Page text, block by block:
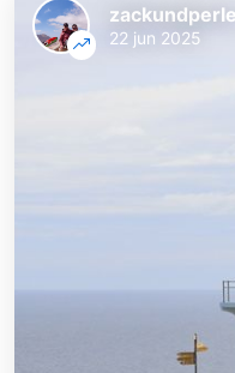
zackundperle
22 jun 2025